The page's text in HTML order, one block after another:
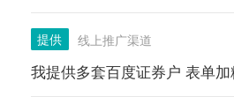
提供 线上推广渠道
我提供多套百度证券户 表单